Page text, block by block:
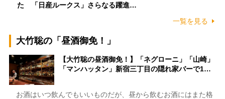
た 「日産ルークス」さらなる躍進…
一覧を見る
大竹聡の「昼酒御免！」
【大竹聡の昼酒御免！】「ネグローニ」「山崎」
「マンハッタン」新宿三丁目の隠れ家バーで1…
お酒はいつ飲んでもいいものだが、昼から飲むお酒にはまた格